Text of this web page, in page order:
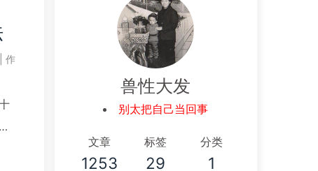
作
兽性大发
别太把自己当回事
文章
1253
标签
29
分类
1